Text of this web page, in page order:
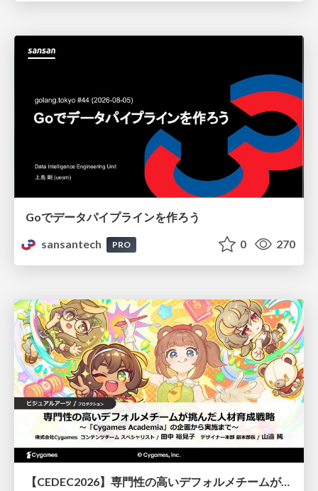
Goでデータパイプラインを作ろう
sansantech
PRO 0 270
【CEDEC2026】専門性の高いデフォルメチームが挑んだ人材育成戦略 〜Cygames Academiaの企画から実施まで〜